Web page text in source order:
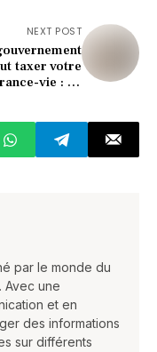
NEXT POST
taxer votre
vie : ce
choque
par le monde du
Avec une
et en
des informations
sur différents